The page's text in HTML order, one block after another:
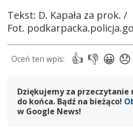
Tekst: D. Kapała za prok. /
Fot.
Dziękujemy za przeczytanie
do końca. Bądź na bieżąco!
w Google News!